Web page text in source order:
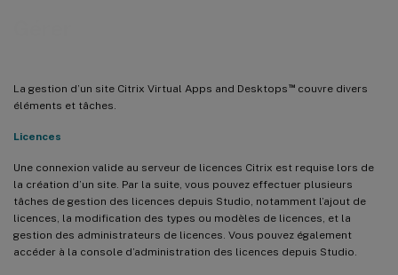
La gestion d’un site Citrix Virtual Apps and Desktops ™couvre divers
éléments et tâches.
Licences
Une connexion valide au serveur de licences Citrix est requise lors de
la création d’un site. Par la suite, vous pouvez effectuer plusieurs
tâches de gestion des licences depuis Studio, notamment l’ajout de
licences, la modification des types ou modèles de licences, et la
gestion des administrateurs de licences. Vous pouvez également
accéder à la console d’administration des licences depuis Studio.